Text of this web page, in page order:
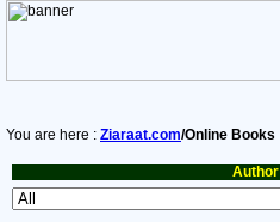
You are here : Ziaraat.com/Online Books
Author